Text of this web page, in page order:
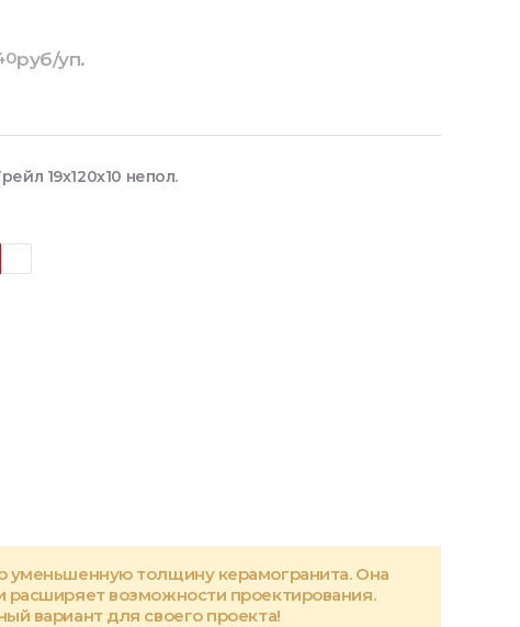
уменьшенную толщину керамогранита. Она
возможности проектирования.
вариант для своего проекта!
руб/уп.
19x120x10 непол.